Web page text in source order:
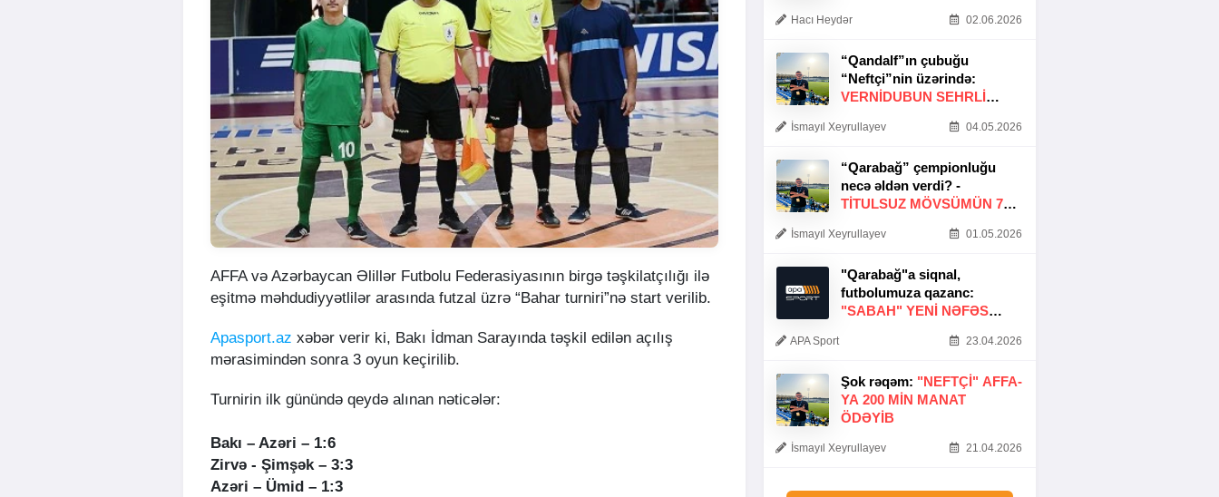
AFFA və Azərbaycan Əlillər Futbolu Federasiyasının birgə təşkilatçılığı ilə
eşitmə məhdudiyyətlilər arasında futzal üzrə “Bahar turniri”nə start verilib.
Apasport.az xəbər verir ki, Bakı İdman Sarayında təşkil edilən açılış
mərasimindən sonra 3 oyun keçirilib.
Turnirin ilk günündə qeydə alınan nəticələr:
Bakı – Azəri – 1:6
Zirvə - Şimşək – 3:3
Azəri – Ümid – 1:3
Hacı Heydər 02.06.2026
“Qandalf”ın çubuğu
“Neftçi”nin üzərində:
VERNİDUBUN SEHRLİ
İsmayıl Xeyrullayev 04.05.2026
“Qarabağ” çempionluğu
necə əldən verdi? -
TITULSUZ MÖVSÜMÜN 7
İsmayıl Xeyrullayev 01.05.2026
"Qarabağ"a siqnal,
futbolumuza qazanc:
"SABAH" YENI NƏFƏS
APA Sport 23.04.2026
Şok rəqəm: "NEFTÇI" AFFA-
YA 200 MIN MANAT
ÖDƏYIB
İsmayıl Xeyrullayev 21.04.2026